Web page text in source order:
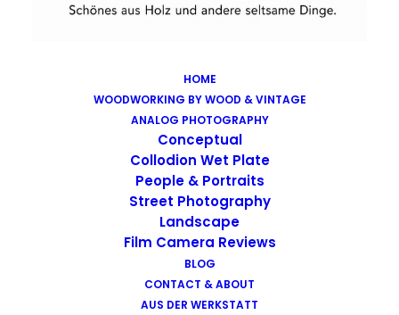
HOME
WOODWORKING BY WOOD & VINTAGE
ANALOG PHOTOGRAPHY
Conceptual
Collodion Wet Plate
People & Portraits
Street Photography
Landscape
Film Camera Reviews
BLOG
CONTACT & ABOUT
AUS DER WERKSTATT
Images tagged "looking-at-things"
Images tagged "looking-at-things"